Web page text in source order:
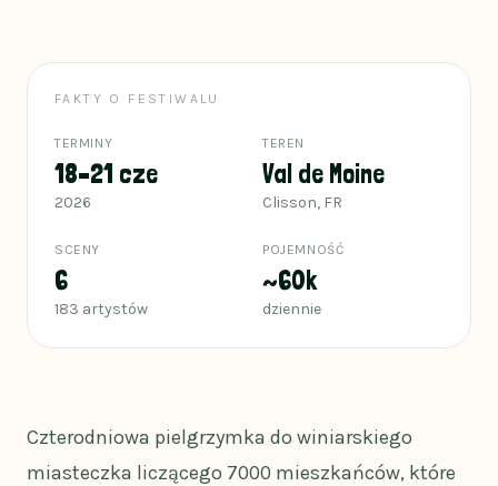
FAKTY O FESTIWALU
TERMINY
18–21 cze
2026
TEREN
Val de Moine
Clisson, FR
SCENY
6
183 artystów
POJEMNOŚĆ
~60k
dziennie
Czterodniowa pielgrzymka do winiarskiego
miasteczka liczącego 7000 mieszkańców, które